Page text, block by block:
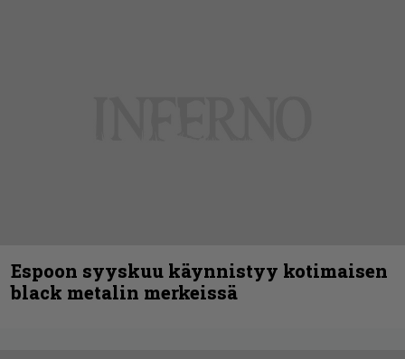
Espoon syyskuu käynnistyy kotimaisen
black metalin merkeissä